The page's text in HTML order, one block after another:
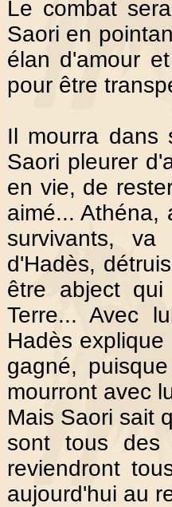
Le combat
Saori en
élan d'amour
pour être
Il mourra dans
Saori pleurer
en vie, de
aimé... Athéna,
survivants,
d'Hadès,
être abject
Terre... Avec
Hadès
gagné,
mourront avec
Mais Saori sait
sont tous des
reviendront
aujourd'hui au